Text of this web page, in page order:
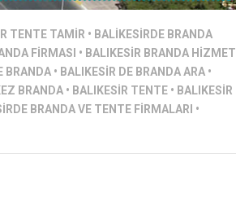
TENTE TAMIR • BALIKESIRDE BRANDA
FIRMASI • BALIKESIR BRANDA
BRANDA • BALIKESIR DE BRANDA ARA •
BRANDA • BALIKESIR TENTE • BALIKESIR
BRANDA VE TENTE FIRMALARI •